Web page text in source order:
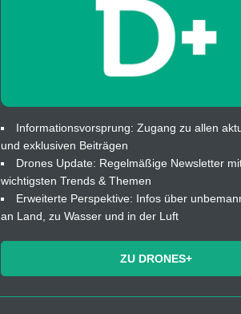
Informationsvorsprung: Zugang zu allen
und exklusiven Beiträgen
Drones Update: Regelmäßige Newsletter
wichtigsten Trends & Themen
Erweiterte Perspektive: Infos über
an Land, zu Wasser und in der Luft
ZU DRONES+